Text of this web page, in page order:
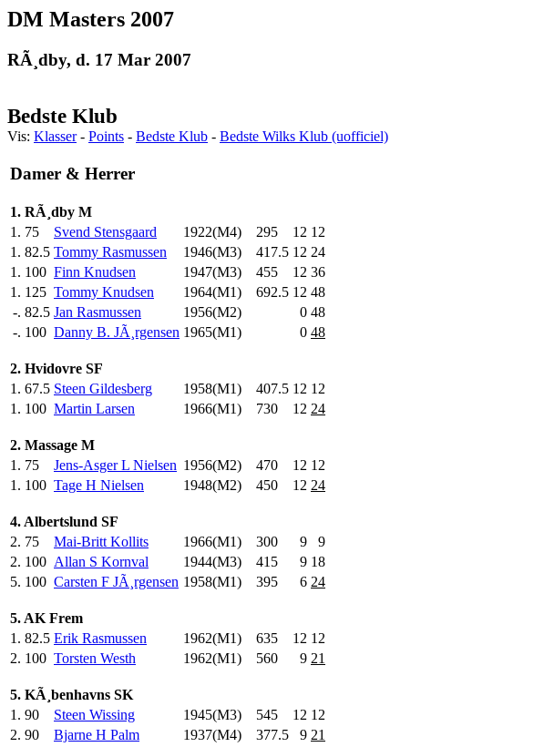
DM Masters 2007
RÃ¸dby, d. 17 Mar 2007
Bedste Klub
Vis: Klasser- Points - Bedste Klub - Bedste Wilks Klub (uofficiel)
Damer & Herrer
1. RÃ¸dby M
1. 75 Svend Stensgaard 1922(M4) 295 12 12
1. 82.5 Tommy Rasmussen 1946(M3) 417.5 12 24
1. 100 Finn Knudsen 1947(M3) 455 12 36
1. 125 Tommy Knudsen 1964(M1) 692.5 12 48
-. 82.5 Jan Rasmussen 1956(M2) 0 48
-. 100 Danny B. JÃ¸rgensen 1965(M1) 0 48
2. Hvidovre SF
1. 67.5 Steen Gildesberg 1958(M1) 407.5 12 12
1. 100 Martin Larsen 1966(M1) 730 12 24
2. Massage M
1. 75 Jens-Asger L Nielsen 1956(M2) 470 12 12
1. 100 Tage H Nielsen 1948(M2) 450 12 24
4. Albertslund SF
2. 75 Mai-Britt Kollits 1966(M1) 300 9
9
2. 100 Allan S Kornval 1944(M3) 415 9 18
5. 100 Carsten F JÃ¸rgensen 1958(M1) 395 6 24
5. AK Frem
1. 82.5 Erik Rasmussen 1962(M1) 635 12 12
2. 100 Torsten Westh 1962(M1) 560 9 21
5. KÃ¸benhavns SK
1. 90 Steen Wissing 1945(M3) 545 12 12
2. 90 Bjarne H Palm 1937(M4) 377.5 9 21